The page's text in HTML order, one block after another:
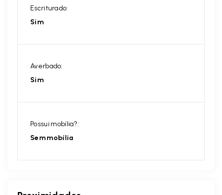
Escriturado:
Sim
Averbado:
Sim
Possui mobília?:
Sem mobília